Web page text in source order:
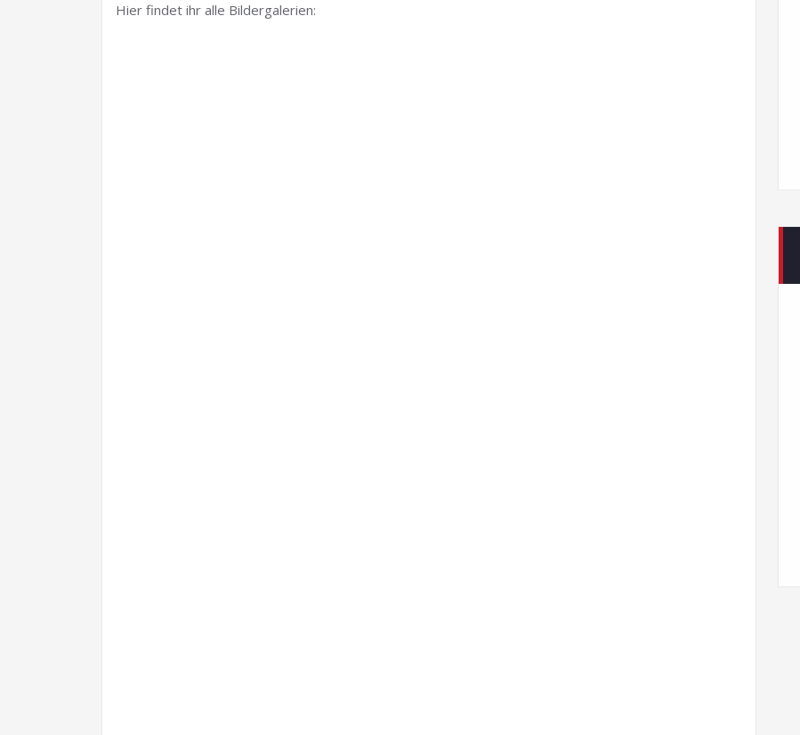
Hier findet ihr alle Bildergalerien: